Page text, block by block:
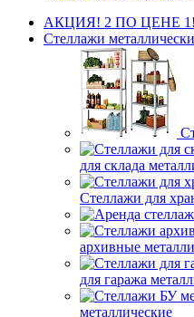
АКЦИЯ! 2 ПО ЦЕНЕ 1!
Стеллажи
для склада
Стеллажи для
архивные
для гаража
металлические